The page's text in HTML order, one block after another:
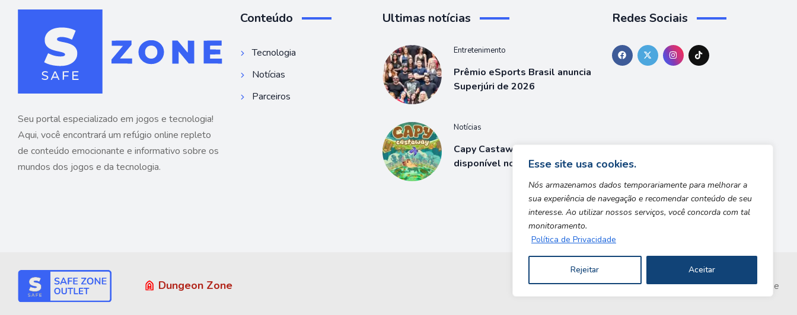
Esse site usa cookies.
Nós armazenamos dados temporariamente para melhorar a
sua experiência de navegação e recomendar conteúdo de seu
interesse. Ao utilizar nossos serviços, você concorda com tal
monitoramento.
Política de Privacidade
Rejeitar Aceitar
Seu portal especializado em jogos e tecnologia!
Aqui, você encontrará um refúgio online repleto
de conteúdo emocionante e informativo sobre os
mundos dos jogos e da tecnologia.
Conteúdo
Tecnologia
Notícias
Parceiros
Ultimas notícias
Entretenimento
Prêmio eSports Brasil anuncia
Superjúri de 2026
Notícias
Capy Castaway já está
disponível no Steam
Redes Sociais
Dungeon Zone Copyright © 2026 | Desenvolvido por Safe Zone